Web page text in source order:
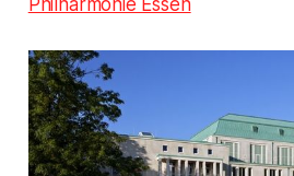
Philharmonie Essen